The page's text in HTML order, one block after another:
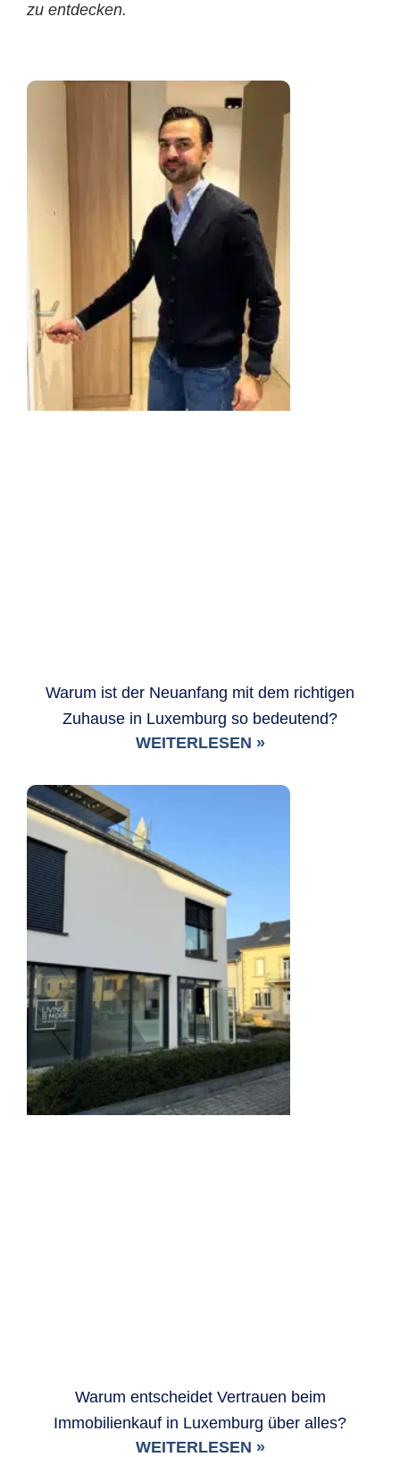
zu entdecken.
Warum ist der Neuanfang mit dem richtigen
Zuhause in Luxemburg so bedeutend?
WEITERLESEN »
Warum entscheidet Vertrauen beim
Immobilienkauf in Luxemburg über alles?
WEITERLESEN »